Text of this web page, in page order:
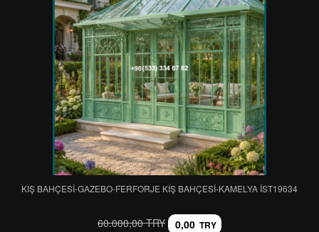
KIŞ BAHÇESİ-GAZEBO-FERFORJE KIŞ BAHÇESİ-KAMELYA IST19634
60.000,00 TRY 0,00 TRY